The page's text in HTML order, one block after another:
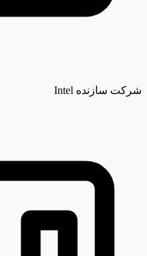
شرکت سازنده Intel